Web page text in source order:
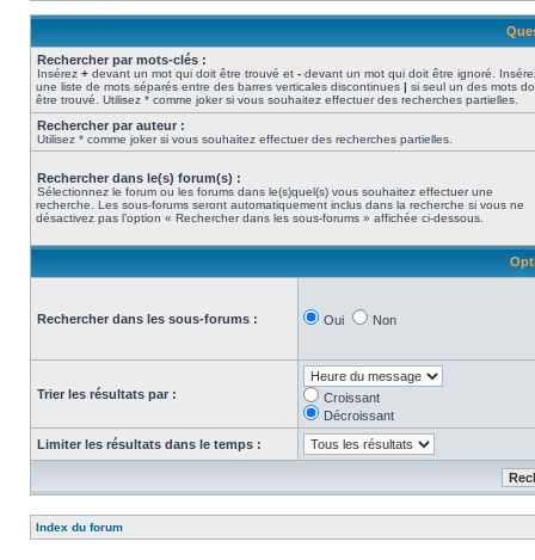
Rechercher par mots-clés :
Insérez + devant un mot qui doit être trouvé et - devant un mot qui doit être ignoré.
une liste de mots séparés entre des barres verticales discontinues | si seul un des mots
être trouvé. Utilisez * comme joker si vous souhaitez effectuer des recherches partielles.
Rechercher par auteur :
Utilisez * comme joker si vous souhaitez effectuer des recherches partielles.
Rechercher dans le(s) forum(s) :
Sélectionnez le forum ou les forums dans le(s)quel(s) vous souhaitez effectuer une
recherche. Les sous-forums seront automatiquement inclus dans la recherche si vous ne
désactivez pas l’option « Rechercher dans les sous-forums » affichée ci-dessous.
Rechercher dans les sous-forums : Oui Non
Trier les résultats par :
Croissant
Décroissant
Limiter les résultats dans le temps :
Index du forum